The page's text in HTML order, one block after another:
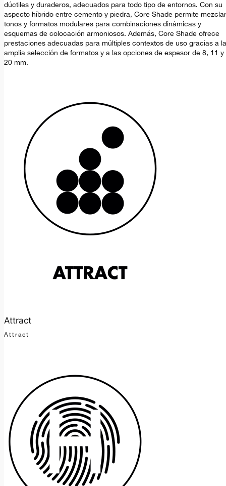
dúctiles y duraderos, adecuados para todo tipo de entornos. Con su
aspecto híbrido entre cemento y piedra, Core Shade permite mezclar
tonos y formatos modulares para combinaciones dinámicas y
esquemas de colocación armoniosos. Además, Core Shade ofrece
prestaciones adecuadas para múltiples contextos de uso gracias a la
amplia selección de formatos y a las opciones de espesor de 8, 11 y
20 mm.
Attract
Attract